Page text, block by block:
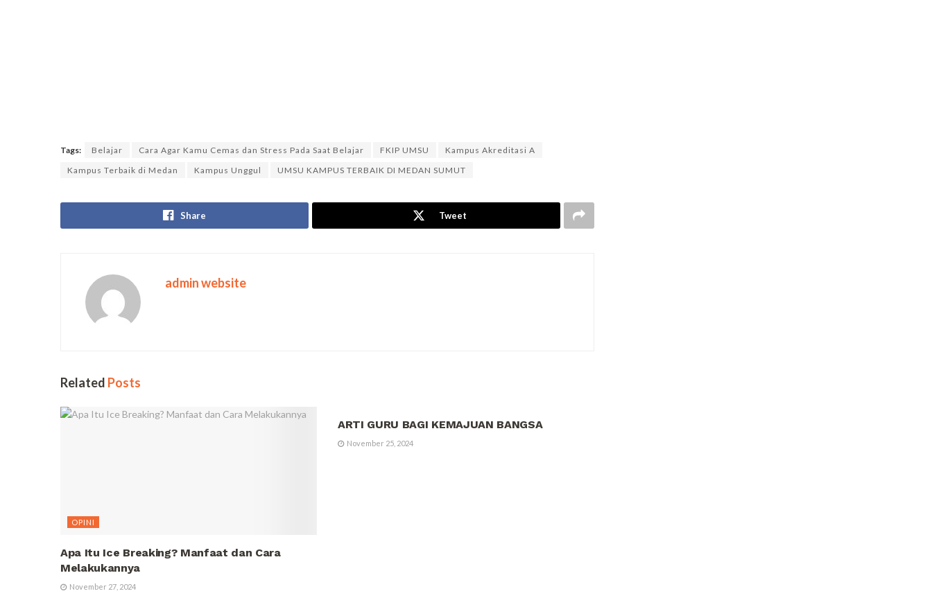
Tags: Belajar Cara Agar Kamu Cemas dan Stress Pada Saat Belajar FKIP UMSU
Kampus Akreditasi A
Kampus Terbaik di Medan
Kampus Unggul UMSU KAMPUS TERBAIK DI MEDAN SUMUT
Share Tweet
admin website
Related Posts
OPINI
Apa Itu Ice Breaking? Manfaat dan Cara
Melakukannya
November 27, 2024
ARTI GURU BAGI KEMAJUAN BANGSA
November 25, 2024